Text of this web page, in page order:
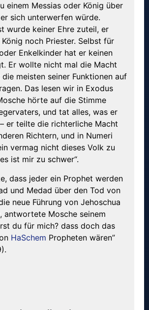
einem Messias oder König über
sich unterwerfen würde.
wurde keiner Ehre zuteil, er
noch Priester. Selbst für
Enkelkinder hat er keinen
Er wollte nicht mal die Macht
die meisten seiner Funktionen auf
Das lesen wir in Exodus
hörte auf die Stimme
und tat alles, was er
er teilte die richterliche Macht
Richtern, und in Numeri
vermag nicht dieses Volk zu
ist mir zu schwer“.
dass jeder ein Prophet werden
und Medad über den Tod von
neue Führung von Jehoschua
antwortete Mosche seinem
du für mich? dass doch das
HaSchem Propheten wären”